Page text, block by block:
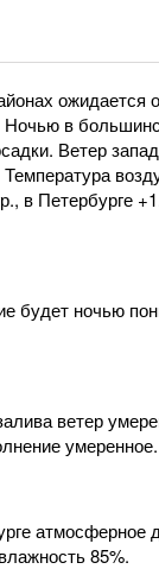
ожидается
Ночью в
Ветер
в Петербурге
будет ночью
ветер
умеренное.
атмосферное
85%.